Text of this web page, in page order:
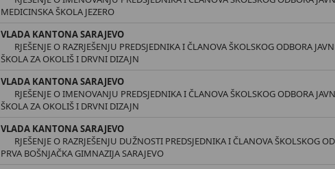
MEDICINSKA ŠKOLA JEZERO
VLADA KANTONA SARAJEVO
RJEŠENJE O RAZRJEŠENJU PREDSJEDNIKA I ČLANOVA ŠKOLSKOG ODBORA
ŠKOLA ZA OKOLIŠ I DRVNI DIZAJN
VLADA KANTONA SARAJEVO
RJEŠENJE O IMENOVANJU PREDSJEDNIKA I ČLANOVA ŠKOLSKOG ODBORA
ŠKOLA ZA OKOLIŠ I DRVNI DIZAJN
VLADA KANTONA SARAJEVO
RJEŠENJE O RAZRJEŠENJU DUŽNOSTI PREDSJEDNIKA I ČLANOVA ŠKOLSKOG
PRVA BOŠNJAČKA GIMNAZIJA SARAJEVO